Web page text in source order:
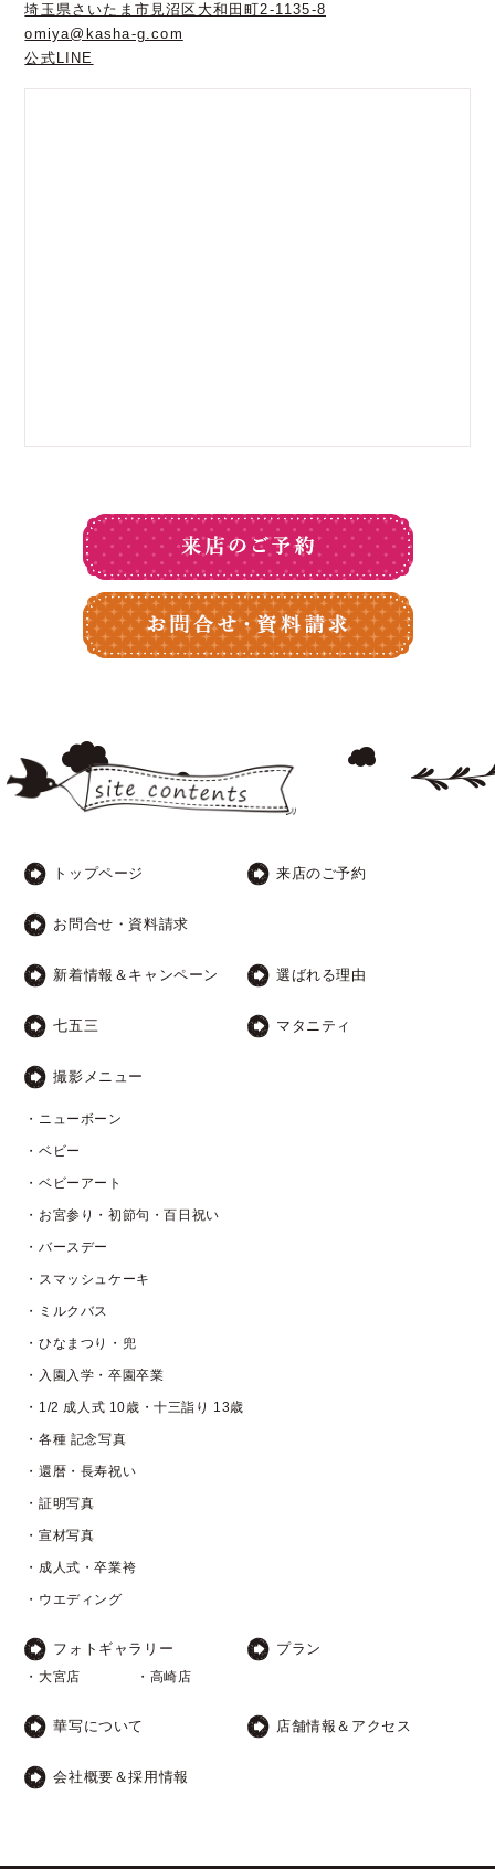
埼玉県さいたま市見沼区大和田町2-1135-8
omiya@kasha-g.com
公式LINE
トップページ 来店のご予約
お問合せ・資料請求
新着情報＆キャンペーン 選ばれる理由
七五三 マタニティ
撮影メニュー
・ニューボーン
・ベビー
・ベビーアート
・お宮参り・初節句・百日祝い
・バースデー
・スマッシュケーキ
・ミルクバス
・ひなまつり・兜
・入園入学・卒園卒業
・1/2 成人式 10歳・十三詣り 13歳
・各種 記念写真
・還暦・長寿祝い
・証明写真
・宣材写真
・成人式・卒業袴
・ウエディング
フォトギャラリー
・大宮店 ・高崎店
プラン
華写について 店舗情報＆アクセス
会社概要＆採用情報